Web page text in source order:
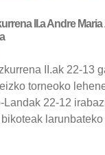
II.a Andre
II.ak 22-13
torneoko
Landak 22-12
bikoteak